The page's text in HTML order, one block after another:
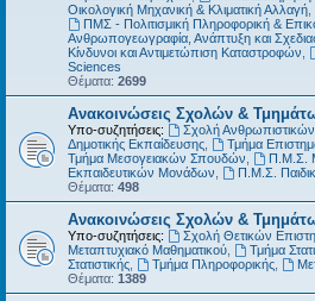
Οικολογική Μηχανική & Κλιματική Αλλαγή
ΠΜΣ - Πολιτισμική Πληροφορική &
Ανθρωπογεωγραφία, Ανάπτυξη και
Κίνδυνοι και Αντιμετώπιση Καταστροφών
Sciences
Θέματα: 2699
Ανακοινώσεις Σχολών &
Υπο-συζητήσεις: Σχολή
Δημοτικής Εκπαίδευσης
Τμήμα
Τμήμα Μεσογειακών Σπουδών
Π.Μ.Σ.
Εκπαιδευτικών Μονάδων
Π.Μ.Σ.
Θέματα: 498
Ανακοινώσεις Σχολών &
Υπο-συζητήσεις: Σχολή Θετικών
Μεταπτυχιακό Μαθηματικού
Τμήμα
Στατιστικής
Τμήμα Πληροφορικής,
Θέματα: 1389